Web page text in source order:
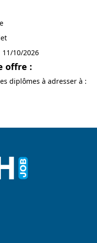
11/10/2026
offre :
diplômes à adresser à :